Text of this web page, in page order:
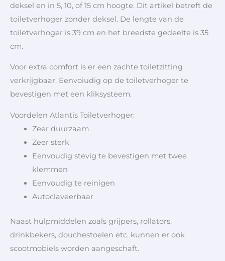
deksel en in 5, 10, of 15 cm hoogte. Dit artikel betreft de
toiletverhoger zonder deksel. De lengte van de
toiletverhoger is 39 cm en het breedste gedeelte is 35
cm.
Voor extra comfort is er een zachte toiletzitting
verkrijgbaar. Eenvoiudig op de toiletverhoger te
bevestigen met een kliksysteem.
Voordelen Atlantis Toiletverhoger:
Zeer duurzaam
Zeer sterk
Eenvoudig stevig te bevestigen met twee
klemmen
Eenvoudig te reinigen
Autoclaveerbaar
Naast hulpmiddelen zoals grijpers, rollators,
drinkbekers, douchestoelen etc. kunnen er ook
scootmobiels worden aangeschaft.